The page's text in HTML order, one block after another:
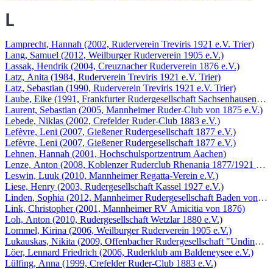
L
Lamprecht, Hannah (2002, Ruderverein Treviris 1921 e.V. Trier)
Lang, Samuel (2012, Weilburger Ruderverein 1905 e.V.)
Lassak, Hendrik (2004, Creuznacher Ruderverein 1876 e.V.)
Latz, Anita (1984, Ruderverein Treviris 1921 e.V. Trier)
Latz, Sebastian (1990, Ruderverein Treviris 1921 e.V. Trier)
Laube, Eike (1991, Frankfurter Rudergesellschaft Sachsenhausen v.
Laurent, Sebastian (2005, Mannheimer Ruder-Club von 1875 e.V.)
Lebede, Niklas (2002, Crefelder Ruder-Club 1883 e.V.)
Lefèvre, Leni (2007, Gießener Rudergesellschaft 1877 e.V.)
Lefèvre, Leni (2007, Gießener Rudergesellschaft 1877 e.V.)
Lehnen, Hannah (2001, Hochschulsportzentrum Aachen)
Lenze, Anton (2008, Koblenzer Ruderclub Rhenania 1877/1921
Leswin, Luuk (2010, Mannheimer Regatta-Verein e.V.)
Liese, Henry (2003, Rudergesellschaft Kassel 1927 e.V.)
Linden, Sophia (2012, Mannheimer Rudergesellschaft Baden von
Link, Christopher (2001, Mannheimer RV Amicitia von 1876)
Loh, Anton (2010, Rudergesellschaft Wetzlar 1880 e.V.)
Lommel, Kirina (2006, Weilburger Ruderverein 1905 e.V.)
Lukauskas, Nikita (2009, Offenbacher Rudergesellschaft "Undine"
Löer, Lennard Friedrich (2006, Ruderklub am Baldeneysee e.V.)
Lülfing, Anna (1999, Crefelder Ruder-Club 1883 e.V.)